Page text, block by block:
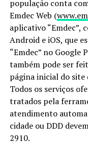
população conta
Emdec Web (
aplicativo “Emdec”,
Android e iOS, que
“Emdec” no Google
também pode ser
página inicial do site
Todos os serviços
tratados pela
atendimento
cidade ou DDD
2910.